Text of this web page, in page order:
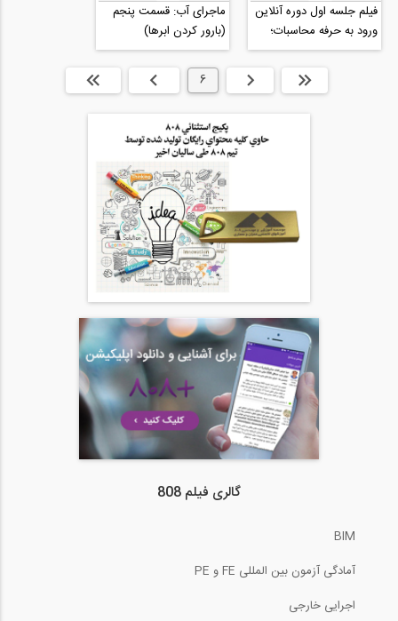
فیلم جلسه اول دوره آنلاین
ورود به حرفه محاسبات؛
طراحی سازه های بنایی
ماجرای آب: قسمت پنجم
(بارور کردن ابرها)
ابتدا قبلی 6 بعدی انتها »
گالری فیلم 808
BIM
آمادگی آزمون بین المللی FE و PE
اجرایی خارجی